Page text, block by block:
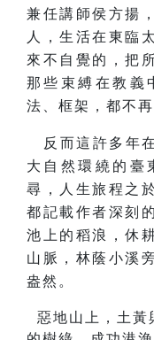
兼任講師侯方揚
人， 生活在東臨
來不自覺的，把
那些束縛在教義
法、框架，都不
反而這許多年
大自然環繞的臺
尋，人生旅程之
都記載作者深刻
池上的稻浪，休
山脈，林蔭小溪
盎然。
惡地山上，土黃